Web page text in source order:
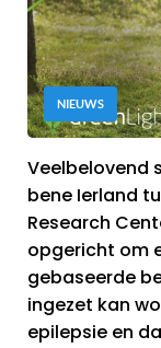
NIEUWS
Veelbelovend
bene Ierland
Research
opgericht om
gebaseerde
ingezet kan
epilepsie en